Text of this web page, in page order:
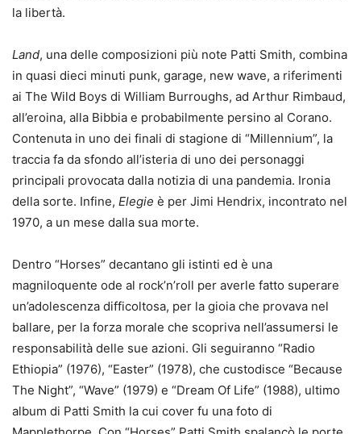
la libertà.
Land, una delle composizioni più note Patti Smith, combina
in quasi dieci minuti punk, garage, new wave, a riferimenti
ai The Wild Boys di William Burroughs, ad Arthur Rimbaud,
all’eroina, alla Bibbia e probabilmente persino al Corano.
Contenuta in uno dei finali di stagione di “Millennium”, la
traccia fa da sfondo all’isteria di uno dei personaggi
principali provocata dalla notizia di una pandemia. Ironia
della sorte. Infine, Elegie è per Jimi Hendrix, incontrato nel
1970, a un mese dalla sua morte.
Dentro “Horses” decantano gli istinti ed è una
magniloquente ode al rock’n’roll per averle fatto superare
un’adolescenza difficoltosa, per la gioia che provava nel
ballare, per la forza morale che scopriva nell’assumersi le
responsabilità delle sue azioni. Gli seguiranno “Radio
Ethiopia” (1976), “Easter” (1978), che custodisce “Because
The Night”, “Wave” (1979) e “Dream Of Life” (1988), ultimo
album di Patti Smith la cui cover fu una foto di